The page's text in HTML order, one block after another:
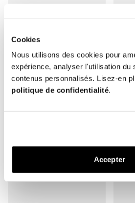
Cookies
Nous utilisons des cookies pour
expérience, analyser l'utilisation du
contenus personnalisés. Lisez-en
politique de confidentialité.
Accepter
Cuir